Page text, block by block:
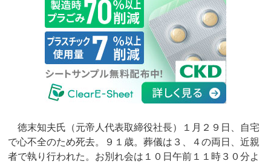
徳末知夫氏（元帝人代表取締役社長）１月２９日、自宅
で心不全のため死去。９１歳。葬儀は３、４の両日、近親
者で執り行われた。お別れ会は１０日午前１１時３０分よ